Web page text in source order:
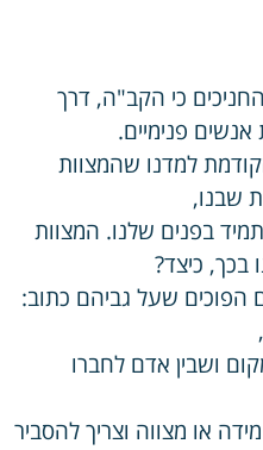
כי הקב"ה, דרך
פנימיים.
למדנו שהמצוות
שבנו,
בפנים שלנו. המצוות
בכך, כיצד?
הפוכים שעל גביהם כתוב:
ושבין אדם לחברו
או מצווה וצריך להסביר